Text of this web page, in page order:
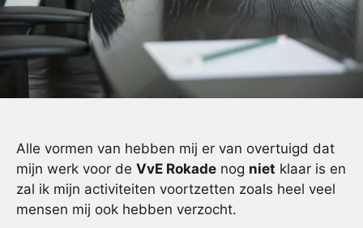
Alle vormen van hebben mij er van overtuigd dat
mijn werk voor de VvE Rokade nog niet klaar is en
zal ik mijn activiteiten voortzetten zoals heel veel
mensen mij ook hebben verzocht.